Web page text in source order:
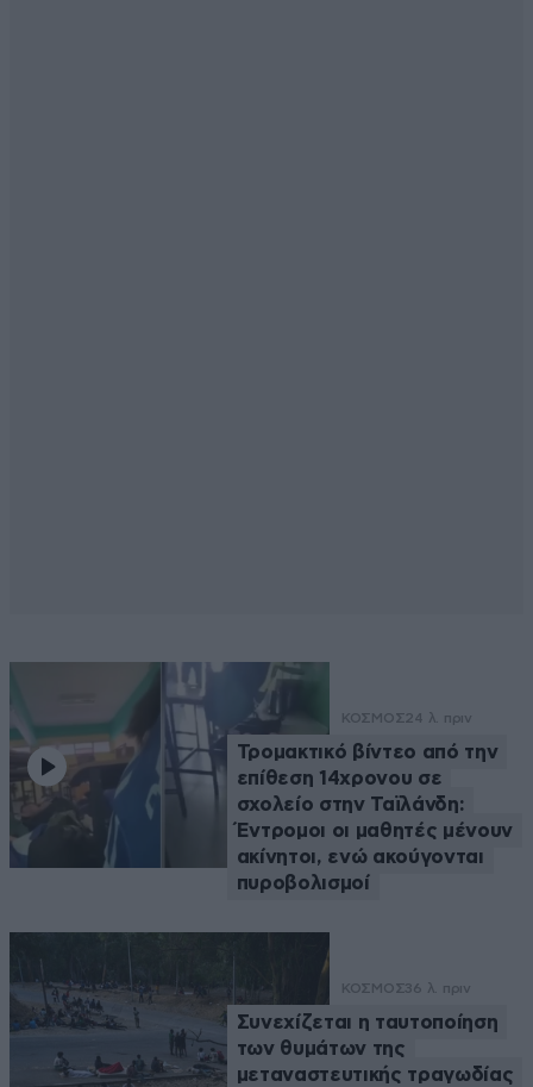
ΚΟΣΜΟΣ24 λ. πριν
Τρομακτικό βίντεο από την
επίθεση 14χρονου σε
σχολείο στην Ταϊλάνδη:
Έντρομοι οι μαθητές μένουν
ακίνητοι, ενώ ακούγονται
πυροβολισμοί
ΚΟΣΜΟΣ36 λ. πριν
Συνεχίζεται η ταυτοποίηση
των θυμάτων της
μεταναστευτικής τραγωδίας